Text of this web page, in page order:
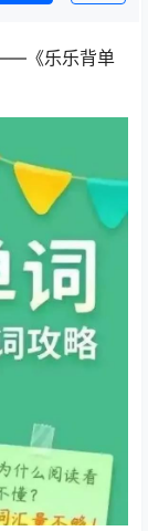
《乐乐背单